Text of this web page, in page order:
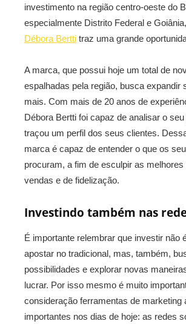
investimento na região centro-oeste do
especialmente Distrito Federal e
Débora Bertti traz uma grande
A marca, que possui hoje um total de
espalhadas pela região, busca expandir
mais. Com mais de 20 anos de
Débora Bertti foi capaz de analisar o
traçou um perfil dos seus clientes.
marca é capaz de entender o que os
procuram, a fim de esculpir as
vendas e de fidelização.
Investindo também nas
É importante relembrar que investir não
apostar no tradicional, mas, também,
possibilidades e explorar novas
lucrar. Por isso mesmo é muito
consideração ferramentas de marketing
importantes nos dias de hoje: as redes